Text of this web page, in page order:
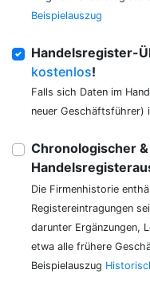
Beispielauszug
Handelsregister-
kostenlos!
Falls sich Daten im
neuer Geschäftsführer)
Chronologischer
Die Firmenhistorie
Registereintragungen
darunter Ergänzungen,
etwa alle frühere
Beispielauszug